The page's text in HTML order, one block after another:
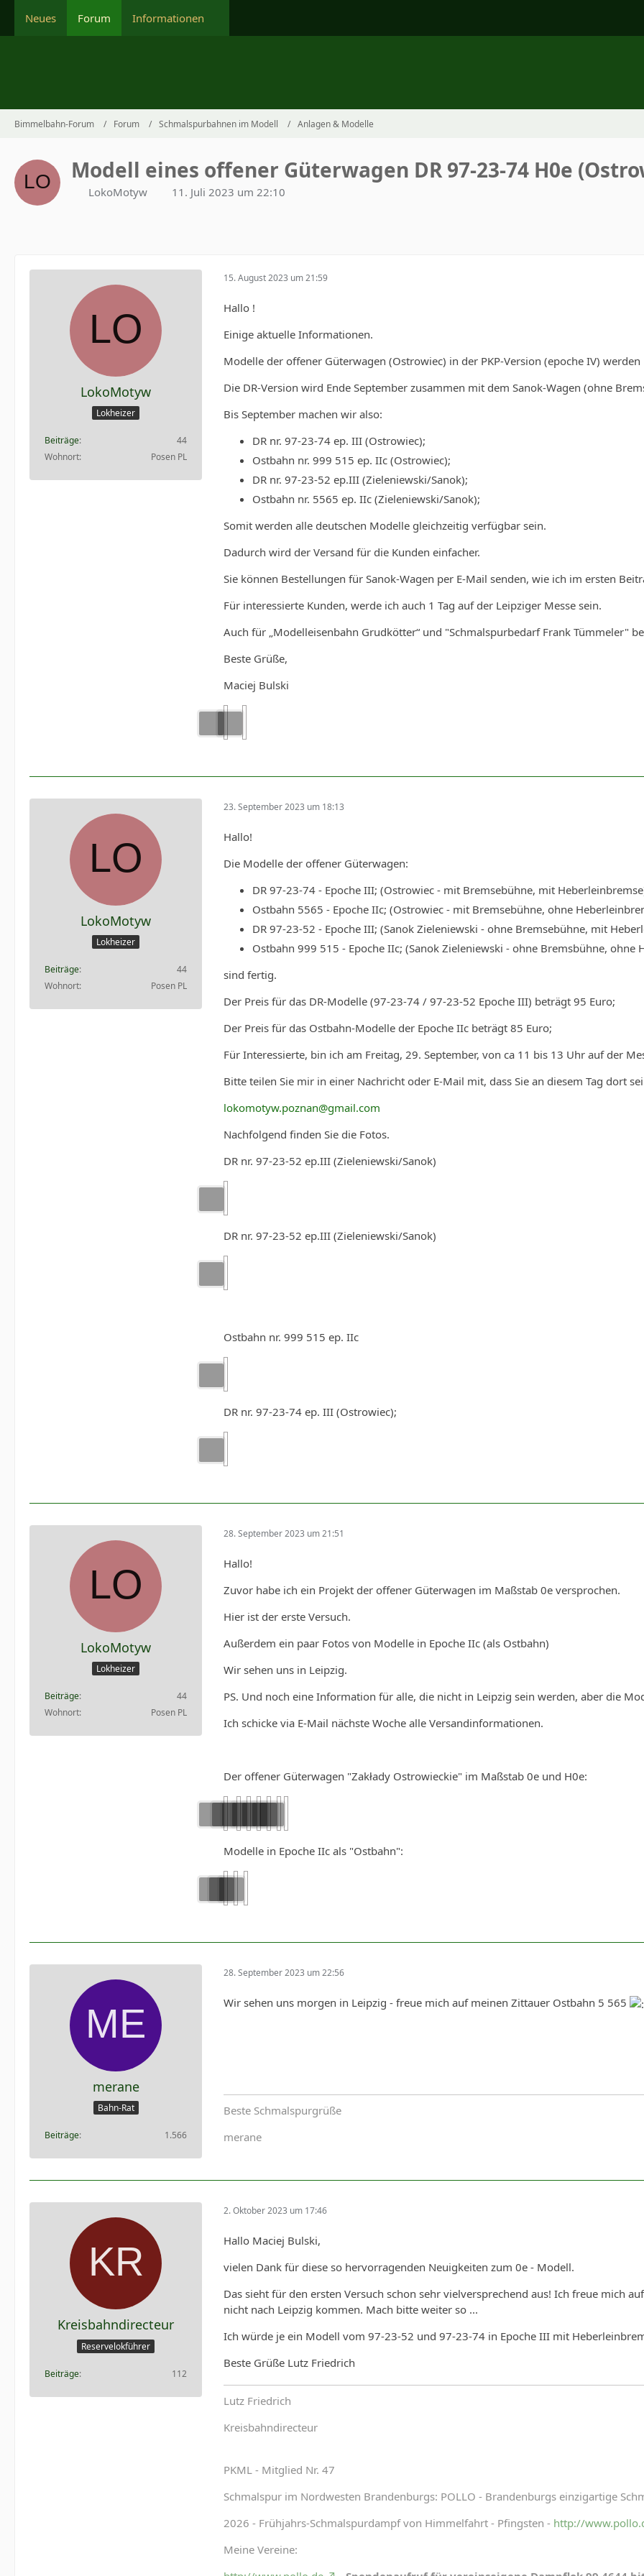
Neues Forum Informationen
Bimmelbahn-Forum Forum Schmalspurbahnen im Modell Anlagen & Modelle
Modell eines offener Güterwagen DR 97-23-74 H0e
LokoMotyw 11. Juli 2023 um 22:10
LokoMotyw
Lokheizer
Beiträge
44
Wohnort
Posen PL
15. August 2023 um 21:59
Hallo !
Einige aktuelle Informationen.
Modelle der offener Güterwagen (Ostrowiec) in der PKP-Version (epoche IV)
Die DR-Version wird Ende September zusammen mit dem Sanok-Wagen (ohne
Bis September machen wir also:
DR nr. 97-23-74 ep. III (Ostrowiec);
Ostbahn nr. 999 515 ep. IIc (Ostrowiec);
DR nr. 97-23-52 ep.III (Zieleniewski/Sanok);
Ostbahn nr. 5565 ep. IIc (Zieleniewski/Sanok);
Somit werden alle deutschen Modelle gleichzeitig verfügbar sein.
Dadurch wird der Versand für die Kunden einfacher.
Sie können Bestellungen für Sanok-Wagen per E-Mail senden, wie ich im ersten
Für interessierte Kunden, werde ich auch 1 Tag auf der Leipziger Messe sein.
Auch für „Modelleisenbahn Grudkötter“ und "Schmalspurbedarf Frank Tümmeler"
Beste Grüße,
Maciej Bulski
LokoMotyw
Lokheizer
Beiträge
44
Wohnort
Posen PL
23. September 2023 um 18:13
Hallo!
Die Modelle der offener Güterwagen:
DR 97-23-74 - Epoche III; (Ostrowiec - mit Bremsebühne, mit
Ostbahn 5565 - Epoche IIc; (Ostrowiec - mit Bremsebühne, ohne
DR 97-23-52 - Epoche III; (Sanok Zieleniewski - ohne Bremsebühne, mit
Ostbahn 999 515 - Epoche IIc; (Sanok Zieleniewski - ohne Bremsbühne, ohne
sind fertig.
Der Preis für das DR-Modelle (97-23-74 / 97-23-52 Epoche III) beträgt 95 Euro;
Der Preis für das Ostbahn-Modelle der Epoche IIc beträgt 85 Euro;
Für Interessierte, bin ich am Freitag, 29. September, von ca 11 bis 13 Uhr auf der
Bitte teilen Sie mir in einer Nachricht oder E-Mail mit, dass Sie an diesem Tag dort
lokomotyw.poznan@gmail.com
Nachfolgend finden Sie die Fotos.
DR nr. 97-23-52 ep.III (Zieleniewski/Sanok)
DR nr. 97-23-52 ep.III (Zieleniewski/Sanok)
Ostbahn nr. 999 515 ep. IIc
DR nr. 97-23-74 ep. III (Ostrowiec);
LokoMotyw
Lokheizer
Beiträge
44
Wohnort
Posen PL
28. September 2023 um 21:51
Hallo!
Zuvor habe ich ein Projekt der offener Güterwagen im Maßstab 0e versprochen.
Hier ist der erste Versuch.
Außerdem ein paar Fotos von Modelle in Epoche IIc (als Ostbahn)
Wir sehen uns in Leipzig.
PS. Und noch eine Information für alle, die nicht in Leipzig sein werden, aber die
Ich schicke via E-Mail nächste Woche alle Versandinformationen.
Der offener Güterwagen "Zakłady Ostrowieckie" im Maßstab 0e und H0e:
Modelle in Epoche IIc als "Ostbahn":
merane
Bahn-Rat
Beiträge 1.566
28. September 2023 um 22:56
Wir sehen uns morgen in Leipzig - freue mich auf meinen Zittauer Ostbahn 5 565
Beste Schmalspurgrüße
merane
Kreisbahndirecteur
Reservelokführer
Beiträge 112
2. Oktober 2023 um 17:46
Hallo Maciej Bulski,
vielen Dank für diese so hervorragenden Neuigkeiten zum 0e - Modell.
Das sieht für den ersten Versuch schon sehr vielversprechend aus! Ich freue mich
nicht nach Leipzig kommen. Mach bitte weiter so ...
Ich würde je ein Modell vom 97-23-52 und 97-23-74 in Epoche III mit
Beste Grüße Lutz Friedrich
Lutz Friedrich
Kreisbahndirecteur
PKML - Mitglied Nr. 47
Schmalspur im Nordwesten Brandenburgs: POLLO - Brandenburgs einzigartige
2026 - Frühjahrs-Schmalspurdampf von Himmelfahrt - Pfingsten - http://
Meine Vereine: